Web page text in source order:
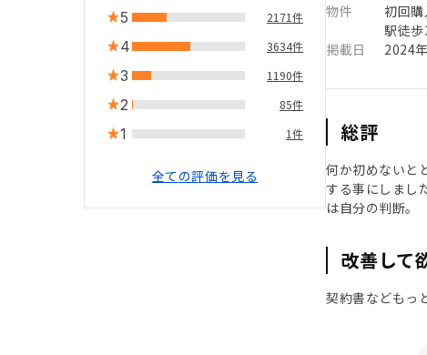
5 2171件
4 3634件
3 1190件
2 85件
1 1件
全ての評価を見る
物件
初回
駅徒
掲載日
2024
総評
何か初めないと
する事にしまし
は自分の判断。
改善して
契約書などもっ